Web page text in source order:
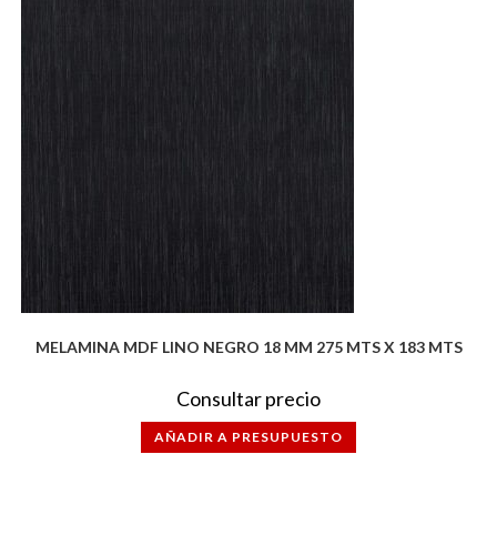
MELAMINA MDF LINO NEGRO 18 MM 275 MTS X 183 MTS
Consultar precio
AÑADIR A PRESUPUESTO